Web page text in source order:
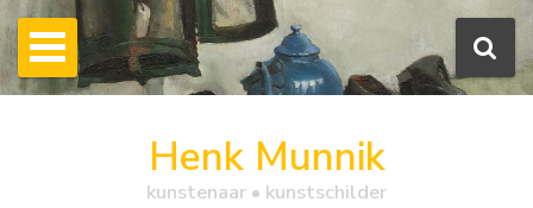
Henk Munnik
kunstenaar • kunstschilder